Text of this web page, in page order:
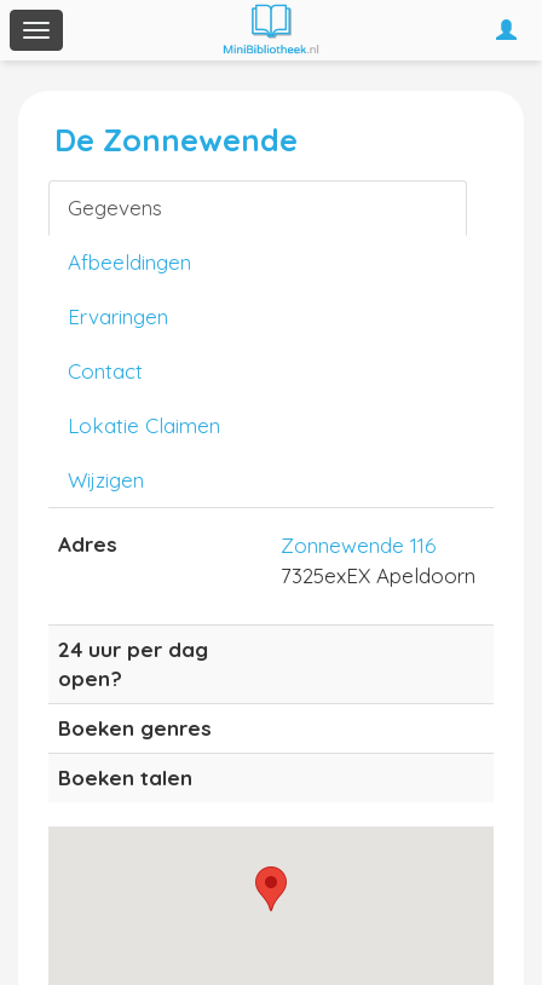
Toggle
navigation
De Zonnewende
Gegevens
Afbeeldingen
Ervaringen
Contact
Lokatie Claimen
Wijzigen
Adres
Zonnewende 116
7325exEX Apeldoorn
24 uur per dag
open?
Boeken genres
Boeken talen